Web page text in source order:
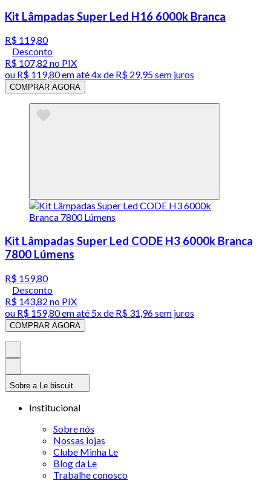
Kit Lâmpadas Super Led H16 6000k Branca
R$ 119,80
Desconto
R$ 107,82 no PIX
ou R$ 119,80em até4x de R$ 29,95 sem juros
COMPRAR AGORA
Kit Lâmpadas Super Led CODE H3 6000k Branca
7800 Lúmens
R$ 159,80
Desconto
R$ 143,82 no PIX
ou R$ 159,80em até 5x de R$ 31,96 sem juros
COMPRAR AGORA
Sobre a Le biscuit
Institucional
Sobre nós
Nossas lojas
Clube Minha Le
Blog da Le
Trabalhe conosco